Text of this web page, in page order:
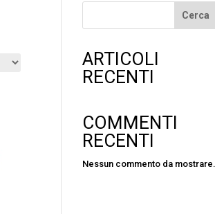
Cerca
ARTICOLI
RECENTI
COMMENTI
RECENTI
Nessun commento da mostrare.